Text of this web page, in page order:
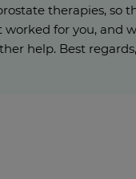
therapies, so
for you, and
help. Best